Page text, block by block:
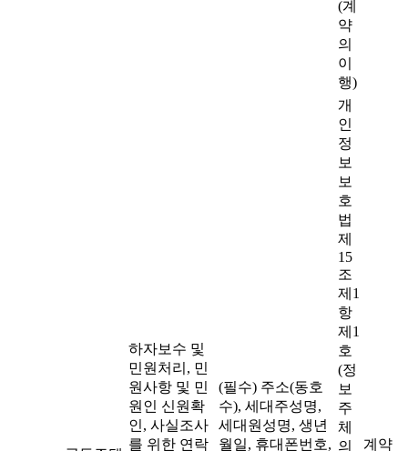
(계
약
의
이
행)
하자보수 및
민원처리, 민
원사항 및 민
원인 신원확
인, 사실조사
를 위한 연락
(필수) 주소(동호
수), 세대주성명,
세대원성명, 생년
월일, 휴대폰번호,
개
인
정
보
보
호
법
제
15
조
제1
항
제1
호
(정
보
주
체
의
계약